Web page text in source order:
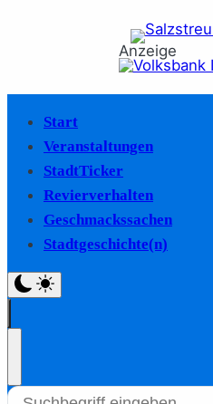
Anzeige
Start
Veranstaltungen
StadtTicker
Revierverhalten
Geschmackssachen
Stadtgeschichte(n)